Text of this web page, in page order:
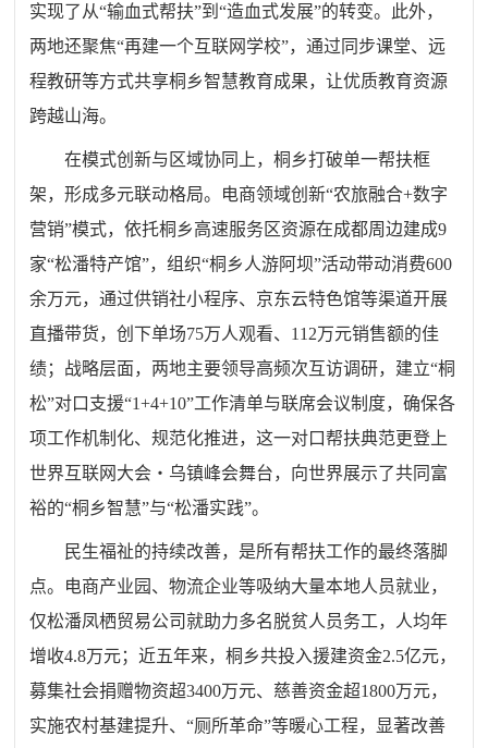
实现了从“输血式帮扶”到“造血式发展”的转变。此外，
两地还聚焦“再建一个互联网学校”，通过同步课堂、远
程教研等方式共享桐乡智慧教育成果，让优质教育资源
跨越山海。
在模式创新与区域协同上，桐乡打破单一帮扶框
架，形成多元联动格局。电商领域创新“农旅融合+数字
营销”模式，依托桐乡高速服务区资源在成都周边建成9
家“松潘特产馆”，组织“桐乡人游阿坝”活动带动消费600
余万元，通过供销社小程序、京东云特色馆等渠道开展
直播带货，创下单场75万人观看、112万元销售额的佳
绩；战略层面，两地主要领导高频次互访调研，建立“桐
松”对口支援“1+4+10”工作清单与联席会议制度，确保各
项工作机制化、规范化推进，这一对口帮扶典范更登上
世界互联网大会・乌镇峰会舞台，向世界展示了共同富
裕的“桐乡智慧”与“松潘实践”。
民生福祉的持续改善，是所有帮扶工作的最终落脚
点。电商产业园、物流企业等吸纳大量本地人员就业，
仅松潘凤栖贸易公司就助力多名脱贫人员务工，人均年
增收4.8万元；近五年来，桐乡共投入援建资金2.5亿元，
募集社会捐赠物资超3400万元、慈善资金超1800万元，
实施农村基建提升、“厕所革命”等暖心工程，显著改善